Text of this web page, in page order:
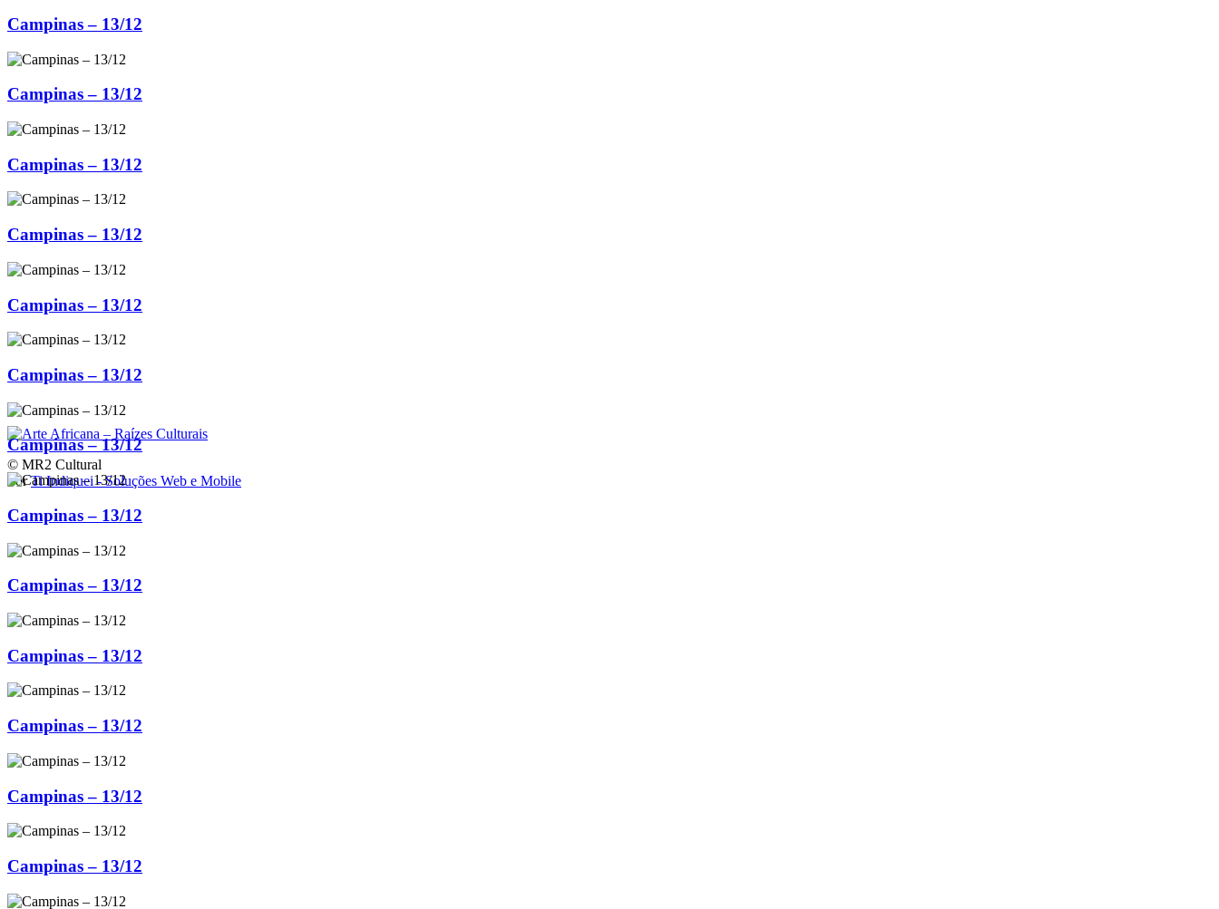
Campinas – 13/12
Campinas – 13/12
Campinas – 13/12
Campinas – 13/12
Campinas – 13/12
Campinas – 13/12
Campinas – 13/12
Campinas – 13/12
Campinas – 13/12
Campinas – 13/12
Campinas – 13/12
Campinas – 13/12
Campinas – 13/12
© MR2 Cultural
PorTi Indiquei - Soluções Web e Mobile